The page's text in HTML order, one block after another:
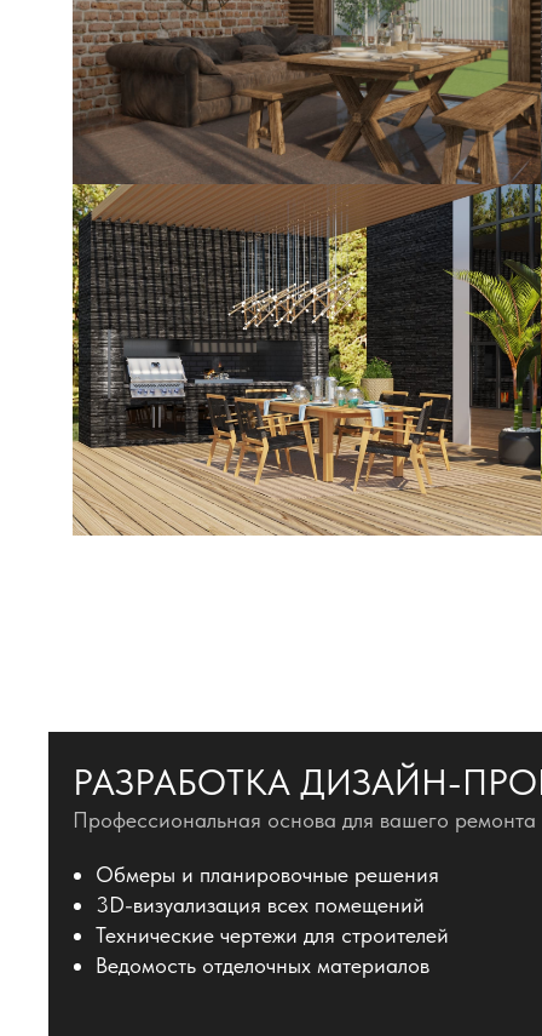
РАЗРАБОТКА ДИЗАЙН-
Профессиональная основа для вашего ремонта
Обмеры и планировочные решения
3D-визуализация всех помещений
Технические чертежи для строителей
Ведомость отделочных материалов